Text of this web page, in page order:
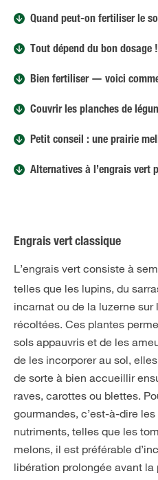
Quand peut-on fertiliser le
Tout dépend du bon dosage !
Bien fertiliser — voici
Couvrir les planches de
Petit conseil : une prairie mellifère
Alternatives à l’engrais vert
Engrais vert classique
L’engrais vert consiste à
telles que les lupins, du
incarnat ou de la luzerne
récoltées. Ces plantes
sols appauvris et de les
de les incorporer au sol,
de sorte à bien accueillir
raves, carottes ou blettes.
gourmandes, c’est-à-dire
nutriments, telles que les
melons, il est préférable
libération prolongée avant